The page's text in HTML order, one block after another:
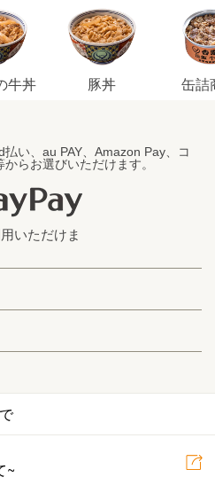
牛丼 豚丼 缶詰
い、au PAY、Amazon Pay、コ
らお選びいただけます。
いただけま
~